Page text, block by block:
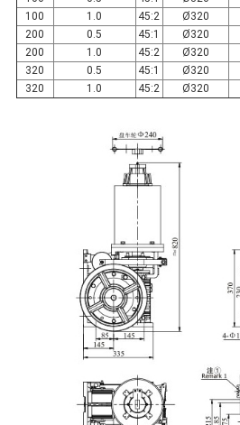
100
1.0 45:2 Ø320
200
0.5 45:1 Ø320
200
1.0 45:2 Ø320
320
0.5 45:1 Ø320
320
1.0 45:2 Ø320